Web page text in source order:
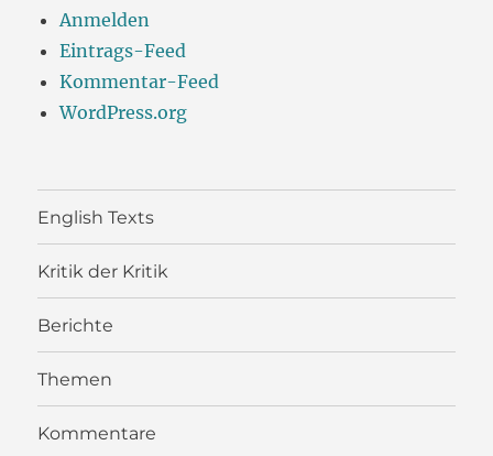
Anmelden
Eintrags-Feed
Kommentar-Feed
WordPress.org
English Texts
Kritik der Kritik
Berichte
Themen
Kommentare